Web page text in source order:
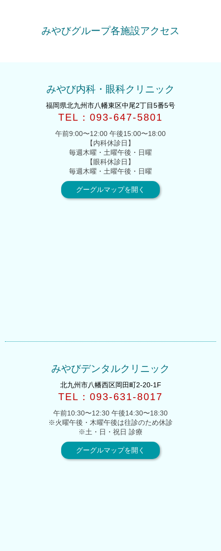
みやびグループ各施設アクセス
みやび内科・眼科クリニック
福岡県北九州市八幡東区中尾2丁目5番5号
TEL：093-647-5801
午前9:00〜12:00 午後15:00〜18:00
【内科休診日】
毎週木曜・土曜午後・日曜
【眼科休診日】
毎週木曜・土曜午後・日曜
グーグルマップを開く
みやびデンタルクリニック
北九州市八幡西区岡田町2-20-1F
TEL：093-631-8017
午前10:30〜12:30 午後14:30〜18:30
※火曜午後・木曜午後は往診のため休診
※土・日・祝日 診療
グーグルマップを開く